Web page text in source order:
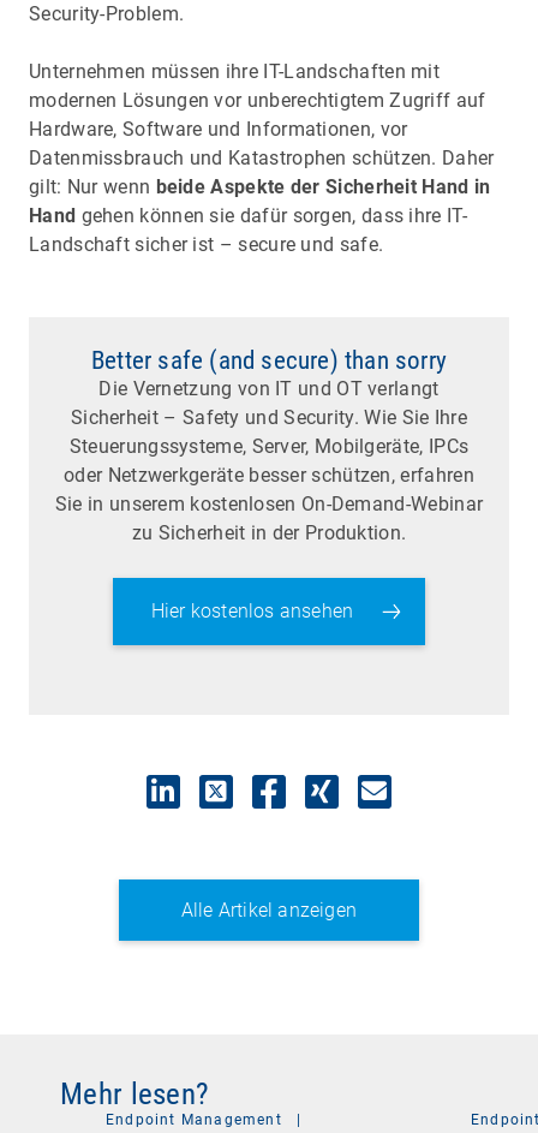
Security-Problem.
Unternehmen müssen ihre IT-Landschaften mit
modernen Lösungen vor unberechtigtem Zugriff auf
Hardware, Software und Informationen, vor
Datenmissbrauch und Katastrophen schützen. Daher
gilt: Nur wenn beide Aspekte der Sicherheit Hand in
Hand gehen können sie dafür sorgen, dass ihre IT-
Landschaft sicher ist – secure und safe.
Better safe (and secure) than sorry
Die Vernetzung von IT und OT verlangt
Sicherheit – Safety und Security. Wie Sie Ihre
Steuerungssysteme, Server, Mobilgeräte, IPCs
oder Netzwerkgeräte besser schützen, erfahren
Sie in unserem kostenlosen On-Demand-Webinar
zu Sicherheit in der Produktion.
Hier kostenlos ansehen
Alle Artikel anzeigen
Mehr lesen?
Endpoint Management
|